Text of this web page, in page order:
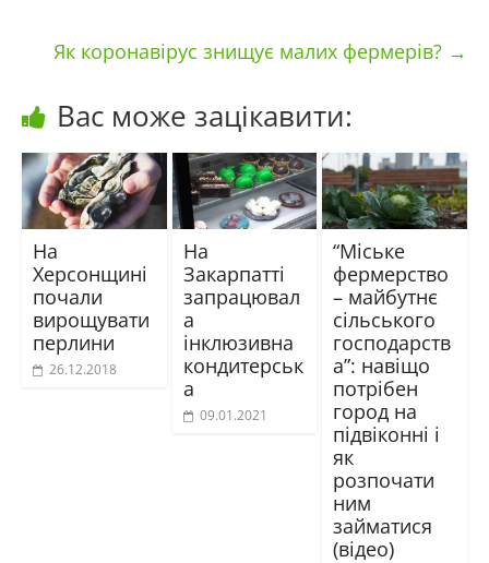
Як коронавірус знищує малих фермерів? →
Вас може зацікавити:
На
Херсонщині
почали
вирощувати
перлини
26.12.2018
На
Закарпатті
запрацювал
а
інклюзивна
кондитерськ
а
09.01.2021
“Міське
фермерство
– майбутнє
сільського
господарств
а”: навіщо
потрібен
город на
підвіконні і
як
розпочати
ним
займатися
(відео)